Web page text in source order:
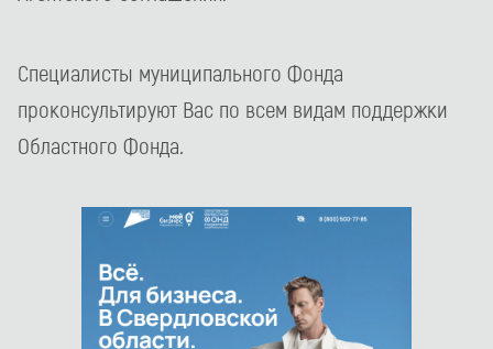
Специалисты муниципального Фонда
проконсультируют Вас по всем видам поддержки
Областного Фонда.